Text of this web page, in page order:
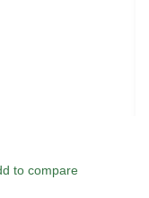
to compare